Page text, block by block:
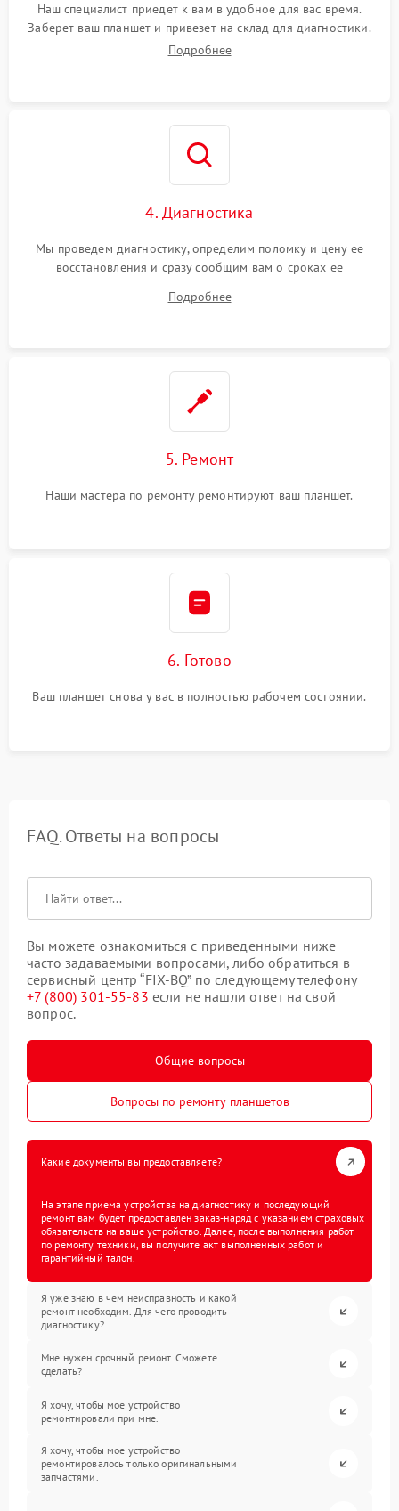
Наш специалист приедет к вам в удобное для вас время.
Заберет ваш планшет и привезет на склад для диагностики.
Подробнее
4. Диагностика
Мы проведем диагностику, определим поломку и цену ее
восстановления и сразу сообщим вам о сроках ее
Подробнее
5. Ремонт
Наши мастера по ремонту ремонтируют ваш планшет.
6. Готово
Ваш планшет снова у вас в полностью рабочем состоянии.
FAQ. Ответы на вопросы
Вы можете ознакомиться с приведенными ниже
часто задаваемыми вопросами, либо обратиться в
сервисный центр “FIX-BQ” по следующему телефону
+7 (800) 301-55-83 если не нашли ответ на свой
вопрос.
Общие вопросы
Вопросы по ремонту планшетов
Какие документы вы предоставляете?
На этапе приема устройства на диагностику и последующий
ремонт вам будет предоставлен заказ-наряд с указанием страховых
обязательств на ваше устройство. Далее, после выполнения работ
по ремонту техники, вы получите акт выполненных работ и
гарантийный талон.
Я уже знаю в чем неисправность и какой
ремонт необходим. Для чего проводить
диагностику?
Мне нужен срочный ремонт. Сможете
сделать?
Я хочу, чтобы мое устройство
ремонтировали при мне.
Я хочу, чтобы мое устройство
ремонтировалось только оригинальными
запчастями.